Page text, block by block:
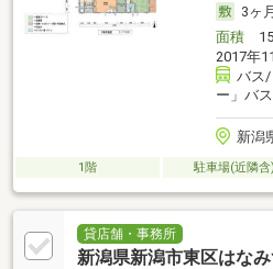
3ヶ月
面積
2017年
バス/
ー」バ
新潟
1階 駐車場(近隣含)
貸店舗・事務所
新潟県新潟市東区はな